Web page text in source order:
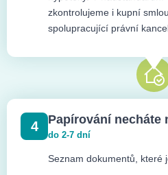
zkontrolujeme i kupní
spolupracující právní
4 Papírování necháte
do 2-7 dní
Seznam dokumentů, které